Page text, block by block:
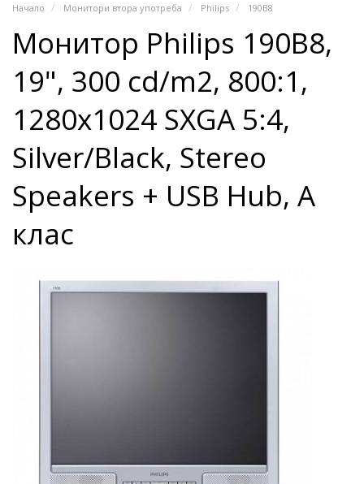
Начало Монитори втора употреба Philips 190B8
Монитор Philips 190B8,
19", 300 cd/m2, 800:1,
1280x1024 SXGA 5:4,
Silver/Black, Stereo
Speakers + USB Hub, А
клас